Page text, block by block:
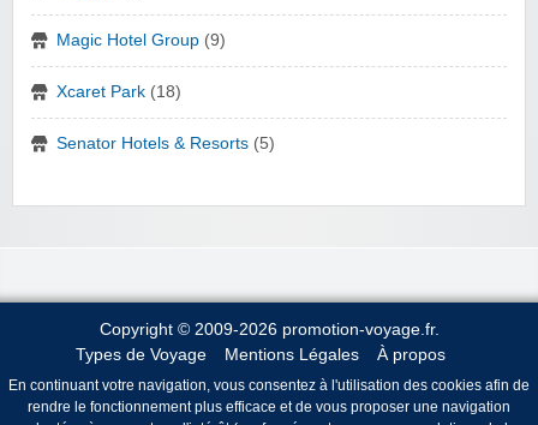
Magic Hotel Group (9)
Xcaret Park (18)
Senator Hotels & Resorts (5)
Copyright © 2009-2026 promotion-voyage.fr.
Types de Voyage
Mentions Légales À propos
En continuant votre navigation, vous consentez à l'utilisation des cookies afin de
rendre le fonctionnement plus efficace et de vous proposer une navigation